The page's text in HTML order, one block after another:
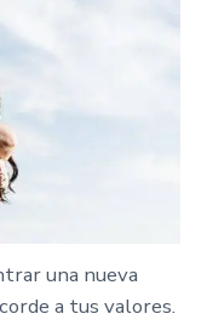
una nueva
a tus valores.